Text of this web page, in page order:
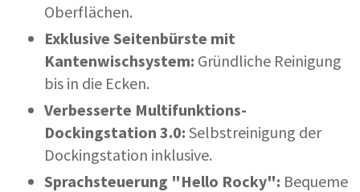
Oberflächen.
Exklusive Seitenbürste mit
Kantenwischsystem: Gründliche Reinigung
bis in die Ecken.
Verbesserte Multifunktions-
Dockingstation 3.0: Selbstreinigung der
Dockingstation inklusive.
Sprachsteuerung "Hello Rocky": Bequeme